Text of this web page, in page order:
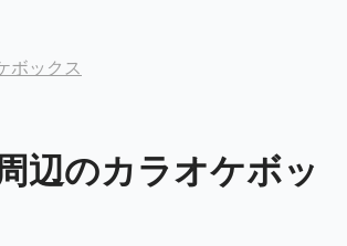
ボックス
辺のカラオケボッ